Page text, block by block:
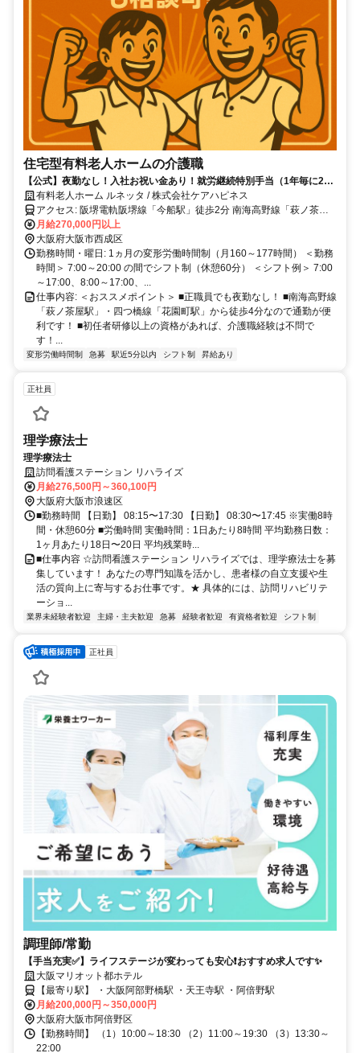
住宅型有料老人ホームの介護職
【公式】夜勤なし！入社お祝い金あり！就労継続特別手当（1年毎に2万
～14万円）あり！
有料老人ホーム ルネッタ / 株式会社ケアハピネス
アクセス: 阪堺電軌阪堺線「今船駅」徒歩2分 南海高野線「萩ノ茶屋
駅」徒歩4分 四つ橋線「花園町駅」徒歩4分
月給270,000円以上
大阪府大阪市西成区
勤務時間・曜日: 1ヵ月の変形労働時間制（月160～177時間） ＜勤務
時間＞ 7:00～20:00 の間でシフト制（休憩60分） ＜シフト例＞ 7:00
～17:00、8:00～17:00、...
仕事内容: ＜おススメポイント＞ ■正職員でも夜勤なし！ ■南海高野線
「萩ノ茶屋駅」・四つ橋線「花園町駅」から徒歩4分なので通勤が便
利です！ ■初任者研修以上の資格があれば、介護職経験は不問で
す！...
変形労働時間制 急募 駅近5分以内 シフト制 昇給あり
正社員
理学療法士
理学療法士
訪問看護ステーション リハライズ
月給276,500円～360,100円
大阪府大阪市浪速区
■勤務時間 【日勤】 08:15〜17:30 【日勤】 08:30〜17:45 ※実働8時
間・休憩60分 ■労働時間 実働時間：1日あたり8時間 平均勤務日数：
1ヶ月あたり18日〜20日 平均残業時...
■仕事内容 ☆訪問看護ステーション リハライズでは、理学療法士を募
集しています！ あなたの専門知識を活かし、患者様の自立支援や生
活の質向上に寄与するお仕事です。★ 具体的には、訪問リハビリテ
ーショ...
業界未経験者歓迎 主婦・主夫歓迎 急募 経験者歓迎 有資格者歓迎 シフト制
正社員
調理師/常勤
【手当充実✅️】ライフステージが変わっても安心❗️おすすめ求人です✨
大阪マリオット都ホテル
【最寄り駅】 ・大阪阿部野橋駅 ・天王寺駅 ・阿倍野駅
月給200,000円～350,000円
大阪府大阪市阿倍野区
【勤務時間】 （1）10:00～18:30 （2）11:00～19:30 （3）13:30～
22:00